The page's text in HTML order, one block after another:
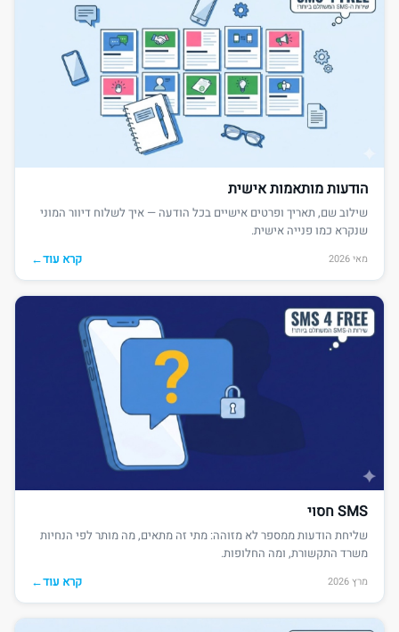
הודעות מותאמות אישית
שילוב שם, תאריך ופרטים אישיים בכל הודעה — איך לשלוח דיוור המוני
שנקרא כמו פנייה אישית.
מאי 2026 קרא עוד←
SMS חסוי
שליחת הודעות ממספר לא מזוהה: מתי זה מתאים, מה מותר לפי הנחיות
משרד התקשורת, ומה החלופות.
מרץ 2026 קרא עוד←